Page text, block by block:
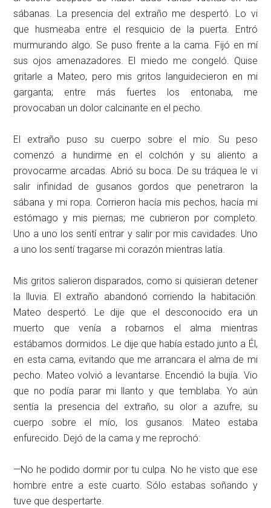
sábanas. La presencia del extraño me despertó. Lo vi
que husmeaba entre el resquicio de la puerta. Entró
murmurando algo. Se puso frente a la cama. Fijó en mí
sus ojos amenazadores. El miedo me congeló. Quise
gritarle a Mateo, pero mis gritos languidecieron en mi
garganta; entre más fuertes los entonaba, me
provocaban un dolor calcinante en el pecho.
El extraño puso su cuerpo sobre el mío. Su peso
comenzó a hundirme en el colchón y su aliento a
provocarme arcadas. Abrió su boca. De su tráquea le vi
salir infinidad de gusanos gordos que penetraron la
sábana y mi ropa. Corrieron hacía mis pechos, hacía mi
estómago y mis piernas; me cubrieron por completo.
Uno a uno los sentí entrar y salir por mis cavidades. Uno
a uno los sentí tragarse mi corazón mientras latía.
Mis gritos salieron disparados, como si quisieran detener
la lluvia. El extraño abandonó corriendo la habitación.
Mateo despertó. Le dije que el desconocido era un
muerto que venía a robarnos el alma mientras
estábamos dormidos. Le dije que había estado junto a Él,
en esta cama, evitando que me arrancara el alma de mi
pecho. Mateo volvió a levantarse. Encendió la bujía. Vio
que no podía parar mi llanto y que temblaba. Yo aún
sentía la presencia del extraño, su olor a azufre, su
cuerpo sobre el mío, los gusanos. Mateo estaba
enfurecido. Dejó de la cama y me reprochó:
—No he podido dormir por tu culpa. No he visto que ese
hombre entre a este cuarto. Sólo estabas soñando y
tuve que despertarte.